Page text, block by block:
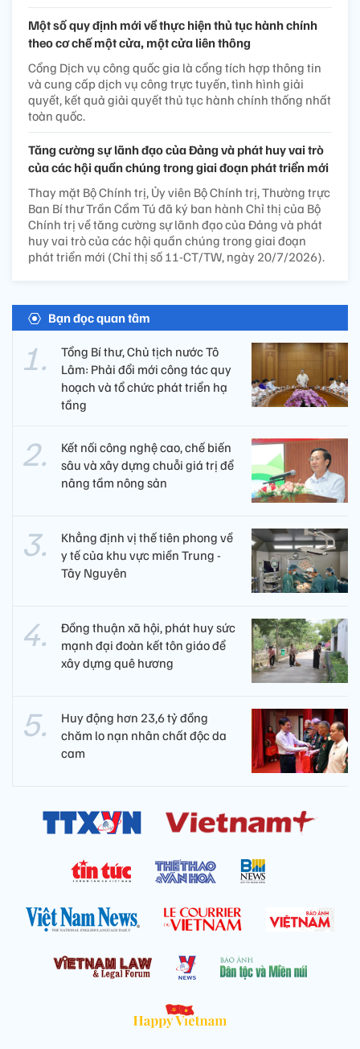
Một số quy định mới về thực hiện thủ tục hành chính
theo cơ chế một cửa, một cửa liên thông
Cổng Dịch vụ công quốc gia là cổng tích hợp thông tin
và cung cấp dịch vụ công trực tuyến, tình hình giải
quyết, kết quả giải quyết thủ tục hành chính thống nhất
toàn quốc.
Tăng cường sự lãnh đạo của Đảng và phát huy vai trò
của các hội quần chúng trong giai đoạn phát triển mới
Thay mặt Bộ Chính trị, Ủy viên Bộ Chính trị, Thường trực
Ban Bí thư Trần Cẩm Tú đã ký ban hành Chỉ thị của Bộ
Chính trị về tăng cường sự lãnh đạo của Đảng và phát
huy vai trò của các hội quần chúng trong giai đoạn
phát triển mới (Chỉ thị số 11-CT/TW, ngày 20/7/2026).
Bạn đọc quan tâm
Tổng Bí thư, Chủ tịch nước Tô
Lâm: Phải đổi mới công tác quy
hoạch và tổ chức phát triển hạ
tầng
Kết nối công nghệ cao, chế biến
sâu và xây dựng chuỗi giá trị để
nâng tầm nông sản
Khẳng định vị thế tiên phong về
y tế của khu vực miền Trung -
Tây Nguyên ​
Đồng thuận xã hội, phát huy sức
mạnh đại đoàn kết tôn giáo để
xây dựng quê hương
Huy động hơn 23,6 tỷ đồng
chăm lo nạn nhân chất độc da
cam